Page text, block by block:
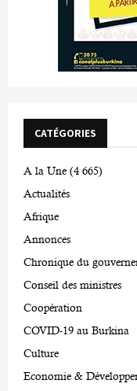
CATÉGORIES
A la Une (4 665)
Actualités
Afrique
Annonces
Chronique du
Conseil des ministres
Coopération
COVID-19 au Burkina
Culture
Economie &